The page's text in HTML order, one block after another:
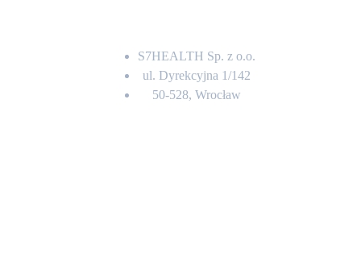
S7HEALTH Sp. z o.o.
ul. Dyrekcyjna 1/142
50-528, Wrocław